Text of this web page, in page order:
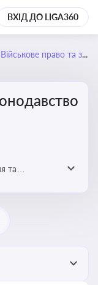
ВХІД ДО LIGA360
Військове право та законодавство
та